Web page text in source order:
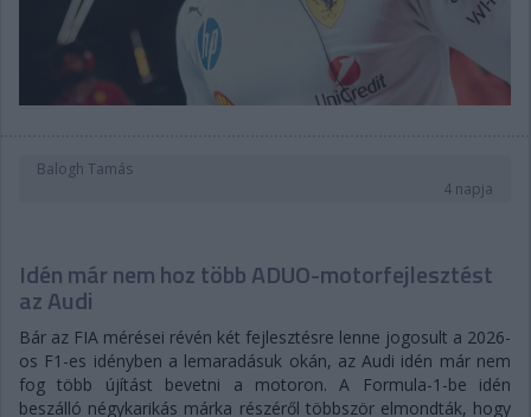
Balogh Tamás
4 napja
Idén már nem hoz több ADUO-motorfejlesztést
az Audi
Bár az FIA mérései révén két fejlesztésre lenne jogosult a 2026-
os F1-es idényben a lemaradásuk okán, az Audi idén már nem
fog több újítást bevetni a motoron. A Formula-1-be idén
beszálló négykarikás márka részéről többször elmondták, hogy